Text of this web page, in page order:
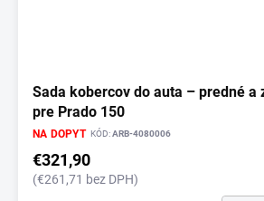
Sada kobercov do auta – predné a
pre Prado 150
NA DOPYT KÓD:ARB-4080006
€321,90
(€261,71 bez DPH)